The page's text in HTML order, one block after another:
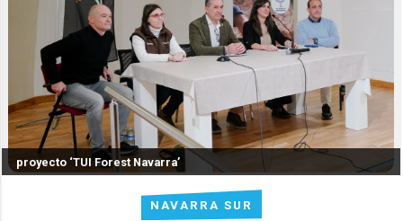
NAVARRA SUR
proyecto ‘TUI Forest Navarra’